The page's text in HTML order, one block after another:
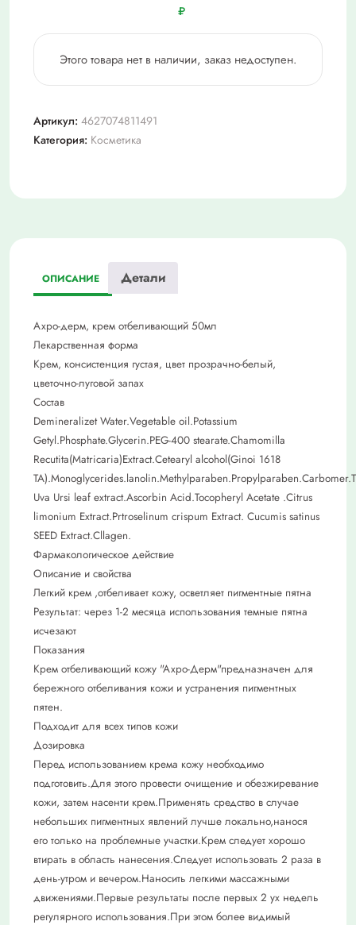
₽
Этого товара нет в наличии, заказ недоступен.
Артикул: 4627074811491
Категория: Косметика
ОПИСАНИЕ Детали
Ахро-дерм, крем отбеливающий 50мл
Лекарственная форма
Крем, консистенция густая, цвет прозрачно-белый,
цветочно-луговой запах
Состав
Demineralizet Water.Vegetable oil.Potassium
Getyl.Phosphate.Glycerin.PEG-400 stearate.Chamomilla
Recutita(Matricaria)Extract.Cetearyl alcohol(Ginoi 1618
Uva Ursi leaf extract.Ascorbin Acid.Tocopheryl Acetate .Citrus
limonium Extract.Prtroselinum crispum Extract. Cucumis satinus
SEED Extract.Cllagen.
Фармакологическое действие
Описание и свойства
Легкий крем ,отбеливает кожу, осветляет пигментные пятна
Результат: через 1-2 месяца использования темные пятна
исчезают
Показания
Крем отбеливающий кожу "Ахро-Дерм"предназначен для
бережного отбеливания кожи и устранения пигментных
пятен.
Подходит для всех типов кожи
Дозировка
Перед использованием крема кожу необходимо
подготовить.Для этого провести очищение и обезжиревание
кожи, затем насенти крем.Применять средство в случае
небольших пигментных явлений лучше локально,нанося
его только на проблемные участки.Крем следует хорошо
втирать в область нанесения.Следует использовать 2 раза в
день-утром и вечером.Наносить легкими массажными
движениями.Первые результаты после первых 2 ух недель
регулярного использования.При этом более видимый